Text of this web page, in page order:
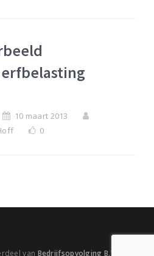
10 maart 2013
0
van Bedrijfsopvolging B.V.